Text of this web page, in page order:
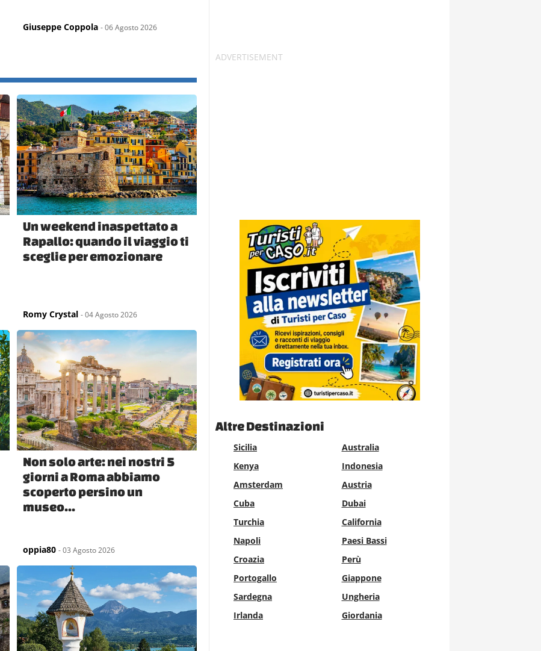
Giuseppe Coppola - 06 Agosto 2026
Un weekend inaspettato a
Rapallo: quando il viaggio ti
sceglie per emozionare
Romy Crystal - 04 Agosto 2026
Non solo arte: nei nostri 5
giorni a Roma abbiamo
scoperto persino un
museo...
oppia80 - 03 Agosto 2026
Altre Destinazioni
Sicilia
Kenya
Amsterdam
Cuba
Turchia
Napoli
Croazia
Portogallo
Sardegna
Irlanda
Australia
Indonesia
Austria
Dubai
California
Paesi Bassi
Perù
Giappone
Ungheria
Giordania